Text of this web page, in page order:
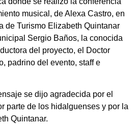
musical, de Alexa Castro, en
de Turismo Elizabeth Quintanar
Sergio Baños, la conocida
del proyecto, el Doctor
padrino del evento, staff e
se dijo agradecida por el
parte de los hidalguenses y por la
Quintanar.